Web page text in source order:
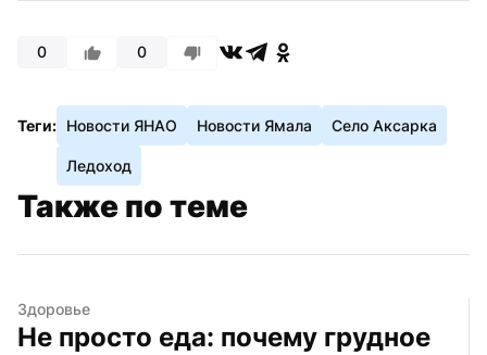
0 0
Теги: Новости ЯНАО Новости Ямала Село Аксарка
Ледоход
Также по теме
Здоровье
Не просто еда: почему грудное